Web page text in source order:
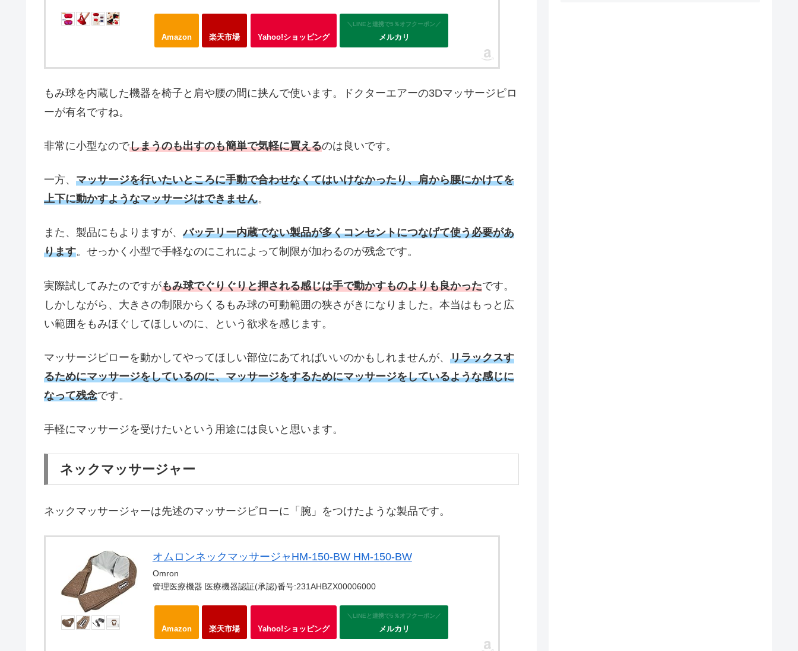
Amazon 楽天市場 Yahoo!ショッピング
＼LINEと連携で5％オフクーポン／
メルカリ
もみ球を内蔵した機器を椅子と肩や腰の間に挟んで使います。ドクターエアーの3Dマッサージピロ
ーが有名ですね。
非常に小型なのでしまうのも出すのも簡単で気軽に買えるのは良いです。
一方、 マッサージを行いたいところに手動で合わせなくてはいけなかったり、肩から腰にかけてを
上下に動かすようなマッサージはできません。
また、製品にもよりますが、バッテリー内蔵でない製品が多くコンセントにつなげて使う必要があ
ります。せっかく小型で手軽なのにこれによって制限が加わるのが残念です。
実際試してみたのですがもみ球でぐりぐりと押される感じは手で動かすものよりも良かったです。
しかしながら、大きさの制限からくるもみ球の可動範囲の狭さがきになりました。本当はもっと広
い範囲をもみほぐしてほしいのに、という欲求を感じます。
マッサージピローを動かしてやってほしい部位にあてればいいのかもしれませんが、 リラックスす
るためにマッサージをしているのに、マッサージをするためにマッサージをしているような感じに
なって残念です。
手軽にマッサージを受けたいという用途には良いと思います。
ネックマッサージャー
ネックマッサージャーは先述のマッサージピローに「腕」をつけたような製品です。
オムロンネックマッサージャHM-150-BW HM-150-BW
Omron
管理医療機器 医療機器認証(承認)番号:231AHBZX00006000
Amazon 楽天市場 Yahoo!ショッピング
＼LINEと連携で5％オフクーポン／
メルカリ